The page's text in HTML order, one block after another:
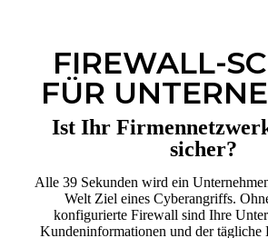
FIREWALL-
FÜR
Ist Ihr
sicher?
Alle 39 Sekunden wird ein
Welt Ziel eines Cyberangriffs.
konfigurierte Firewall sind Ihre
Kundeninformationen und der tägliche